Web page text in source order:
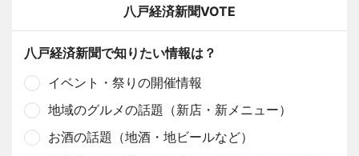
八戸経済新聞VOTE
八戸経済新聞で知りたい情報は？
イベント・祭りの開催情報
地域のグルメの話題（新店・新メニュー）
お酒の話題（地酒・地ビールなど）